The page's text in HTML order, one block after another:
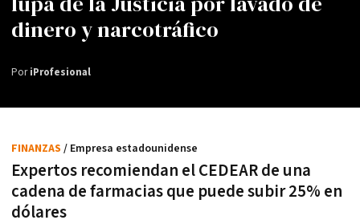
dinero y narcotráfico
PoriProfesional
Expertos recomiendan el CEDEAR de una
cadena de farmacias que puede subir 25% en
dólares
FINANZAS / Empresa estadounidense